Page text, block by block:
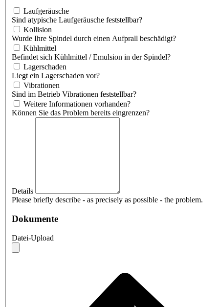
Laufgeräusche
Sind atypische Laufgeräusche feststellbar?
Kollision
Wurde Ihre Spindel durch einen Aufprall beschädigt?
Kühlmittel
Befindet sich Kühlmittel / Emulsion in der Spindel?
Lagerschaden
Liegt ein Lagerschaden vor?
Vibrationen
Sind im Betrieb Vibrationen feststellbar?
Weitere Informationen vorhanden?
Können Sie das Problem bereits eingrenzen?
Details
Please briefly describe - as precisely as possible - the problem.
Dokumente
Datei-Upload